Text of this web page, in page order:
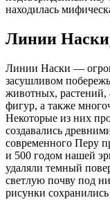
находилась
Линии
Линии Наски —
засушливом
животных, растений,
фигур, а также
Некоторые из них
создавались
современного Перу
и 500 годом нашей
удаляли темный
светлую почву под
рисунки